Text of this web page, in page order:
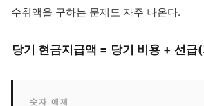
수취액을 구하는 문제도 자주 나온다.
당기 현금지급액 = 당기 비용 + 선
숫자 예제